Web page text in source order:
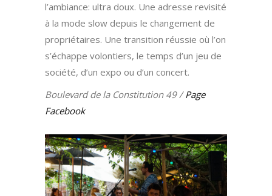
l’ambiance: ultra doux. Une adresse revisité
à la mode slow depuis le changement de
propriétaires. Une transition réussie où l’on
s’échappe volontiers, le temps d’un jeu de
société, d’un expo ou d’un concert.
Boulevard de la Constitution 49 /Page
Facebook